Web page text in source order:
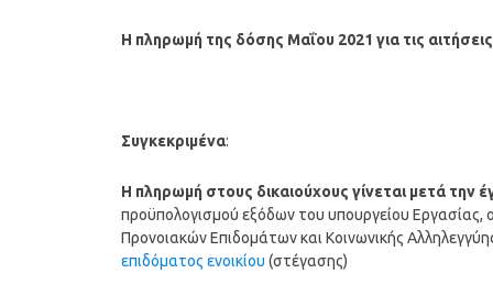
Η πληρωμή της δόσης Μαΐου 2021 για τις
Συγκεκριμένα:
Η πληρωμή στους δικαιούχους γίνεται μετά
προϋπολογισμού εξόδων του υπουργείου Εργασίας,
Προνοιακών Επιδομάτων και Κοινωνικής
επιδόματος ενοικίου (στέγασης)